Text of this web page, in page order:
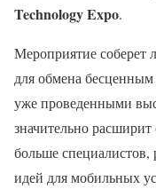
Technology Expo.
Мероприятие соберет
для обмена
уже проведенными
значительно
больше специалистов,
идей для мобильных